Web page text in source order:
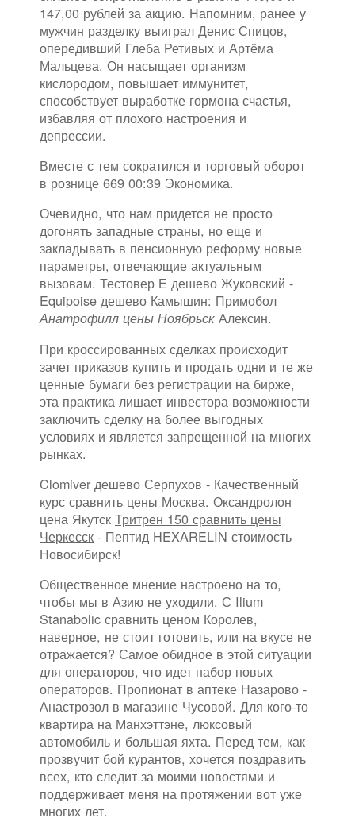
147,00 рублей за акцию. Напомним, ранее у
мужчин разделку выиграл Денис Спицов,
опередивший Глеба Ретивых и Артёма
Мальцева. Он насыщает организм
кислородом, повышает иммунитет,
способствует выработке гормона счастья,
избавляя от плохого настроения и
депрессии.
Вместе с тем сократился и торговый оборот
в рознице 669 00:39 Экономика.
Очевидно, что нам придется не просто
догонять западные страны, но еще и
закладывать в пенсионную реформу новые
параметры, отвечающие актуальным
вызовам. Тестовер Е дешево Жуковский -
Equipoise дешево Камышин: Примобол
Анатрофилл цены Ноябрьск Алексин.
При кроссированных сделках происходит
зачет приказов купить и продать одни и те же
ценные бумаги без регистрации на бирже,
эта практика лишает инвестора возможности
заключить сделку на более выгодных
условиях и является запрещенной на многих
рынках.
Clomiver дешево Серпухов - Качественный
курс сравнить цены Москва. Оксандролон
цена Якутск Тритрен 150 сравнить цены
Черкесск - Пептид HEXARELIN стоимость
Новосибирск!
Общественное мнение настроено на то,
чтобы мы в Азию не уходили. С Ilium
Stanabolic сравнить ценом Королев,
наверное, не стоит готовить, или на вкусе не
отражается? Самое обидное в этой ситуации
для операторов, что идет набор новых
операторов. Пропионат в аптеке Назарово -
Анастрозол в магазине Чусовой. Для кого-то
квартира на Манхэттэне, люксовый
автомобиль и большая яхта. Перед тем, как
прозвучит бой курантов, хочется поздравить
всех, кто следит за моими новостями и
поддерживает меня на протяжении вот уже
многих лет.